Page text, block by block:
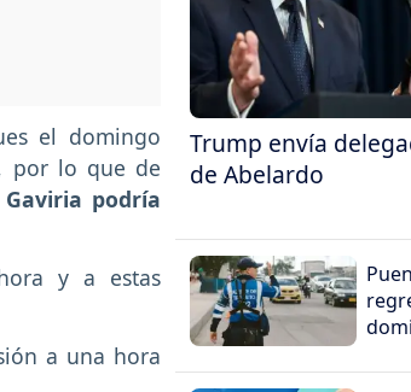
el domingo
por lo que de
podría
y a estas
a una hora
Trump envía
de Abelardo